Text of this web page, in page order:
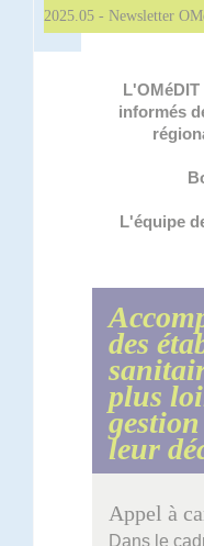
2025.05 - Newsletter
informés
L'équipe
des
plus
leur
Appel à
Dans le